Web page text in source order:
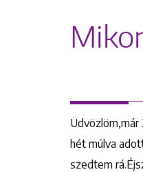
hét múlva
szedtem